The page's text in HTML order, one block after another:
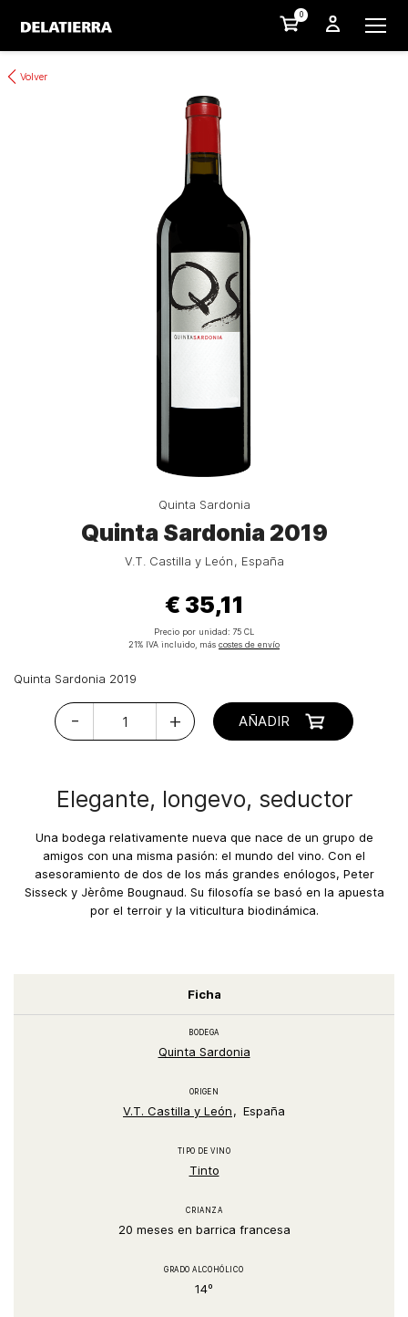
0
Volver
Quinta Sardonia
Quinta Sardonia 2019
V.T. Castilla y León España
€ 35,11
Precio por unidad: 75 CL
21% IVA incluido, más costes de envío
Quinta Sardonia 2019
- + AÑADIR
Elegante, longevo, seductor
Una bodega relativamente nueva que nace de un grupo de
amigos con una misma pasión: el mundo del vino. Con el
asesoramiento de dos de los más grandes enólogos, Peter
Sisseck y Jèrôme Bougnaud. Su filosofía se basó en la apuesta
por el terroir y la viticultura biodinámica.
Ficha
BODEGA
Quinta Sardonia
ORIGEN
V.T. Castilla y León España
TIPO DE VINO
Tinto
CRIANZA
20 meses en barrica francesa
GRADO ALCOHÓLICO
14º